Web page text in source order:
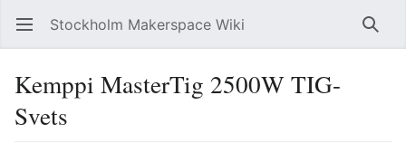
Öppna huvudmenyn Stockholm Makerspace Wiki Sök
Kemppi MasterTig 2500W TIG-
Svets